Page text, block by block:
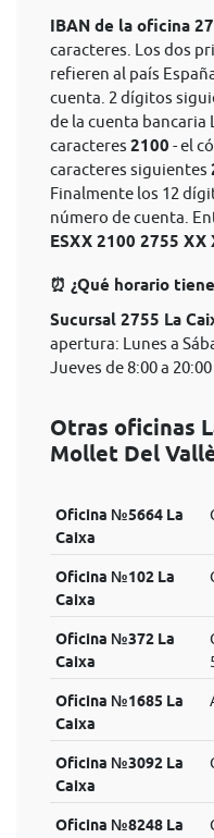
IBAN de la oficina
caracteres. Los dos
refieren al país
cuenta. 2 dígitos
de la cuenta bancaria
caracteres 2100 - el
caracteres siguientes
Finalmente los 12
número de cuenta.
ESXX 2100 2755
⏰ ¿Qué horario
Sucursal 2755 La
apertura: Lunes a
Jueves de 8:00 a 20:00
Otras oficinas
Mollet Del
Oficina №5664 La
Caixa
Oficina №102 La
Caixa
Oficina №372 La
Caixa
Oficina №1685 La
Caixa
Oficina №3092 La
Caixa
Oficina №8248 La